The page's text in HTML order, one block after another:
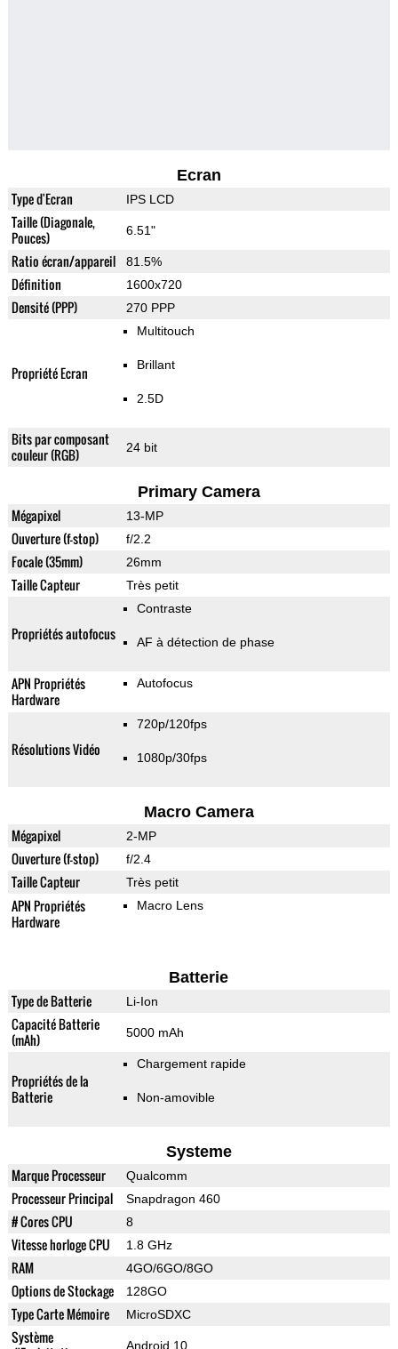
Ecran
Type d'Ecran IPS LCD
Taille (Diagonale,
Pouces)
6.51"
Ratio écran/appareil 81.5%
Définition 1600x720
Densité (PPP) 270 PPP
Propriété Ecran
Multitouch
Brillant
2.5D
Bits par composant
couleur (RGB)
24 bit
Primary Camera
Mégapixel 13-MP
Ouverture (f-stop) f/2.2
Focale (35mm) 26mm
Taille Capteur Très petit
Propriétés autofocus
Contraste
AF à détection de phase
APN Propriétés
Hardware
Autofocus
Résolutions Vidéo
720p/120fps
1080p/30fps
Macro Camera
Mégapixel 2-MP
Ouverture (f-stop) f/2.4
Taille Capteur Très petit
APN Propriétés
Hardware
Macro Lens
Batterie
Type de Batterie Li-Ion
Capacité Batterie
(mAh)
5000 mAh
Propriétés de la
Batterie
Chargement rapide
Non-amovible
Systeme
Marque Processeur Qualcomm
Processeur Principal Snapdragon 460
# Cores CPU 8
Vitesse horloge CPU 1.8 GHz
RAM 4GO/6GO/8GO
Options de Stockage 128GO
Type Carte Mémoire MicroSDXC
Système
Android 10